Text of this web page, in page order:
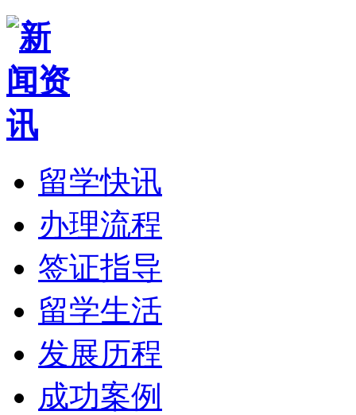
留学快讯
办理流程
签证指导
留学生活
发展历程
成功案例